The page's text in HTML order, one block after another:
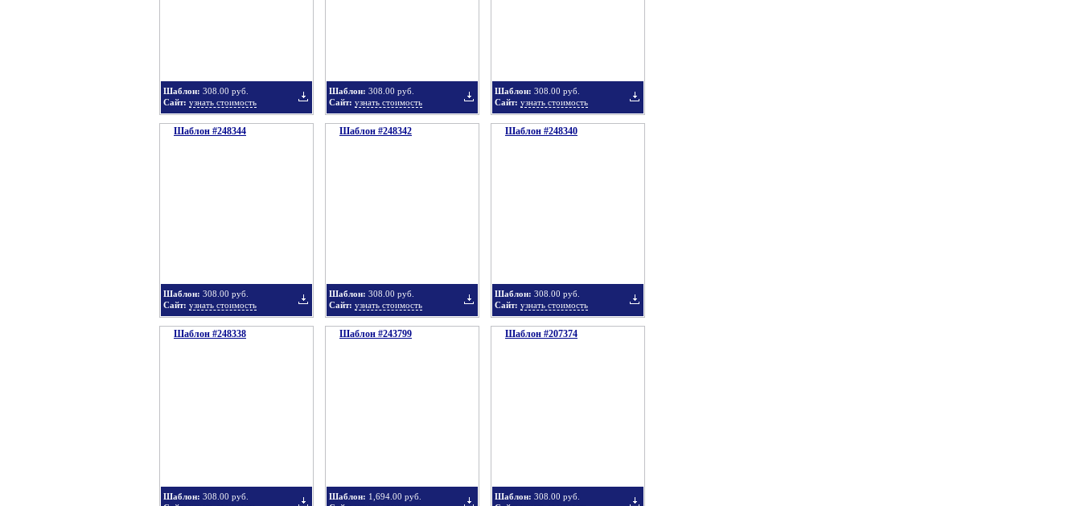
Шаблон: 308.00 руб.
Сайт: узнать стоимость
Шаблон: 308.00 руб.
Сайт: узнать стоимость
Шаблон: 308.00 руб.
Сайт: узнать стоимость
Шаблон #248344
Шаблон: 308.00 руб.
Сайт: узнать стоимость
Шаблон #248342
Шаблон: 308.00 руб.
Сайт: узнать стоимость
Шаблон #248340
Шаблон: 308.00 руб.
Сайт: узнать стоимость
Шаблон #248338
Шаблон: 308.00 руб.
Шаблон #243799
Шаблон: 1,694.00 руб.
Шаблон #207374
Шаблон: 308.00 руб.